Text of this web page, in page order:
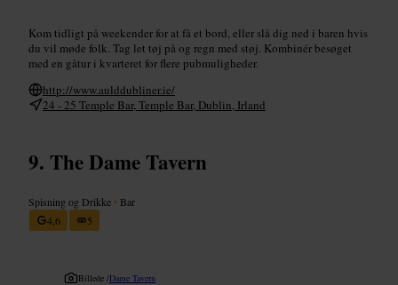
Kom tidligt på weekender for at få et bord, eller slå dig ned i baren hvis
du vil møde folk. Tag let tøj på og regn med støj. Kombinér besøget
med en gåtur i kvarteret for flere pubmuligheder.
http://www.aulddubliner.ie/
24 - 25 Temple Bar, Temple Bar, Dublin, Irland
The Dame Tavern
Spisning og Drikke • Bar
4,6
5
Billede /Dame Tavern